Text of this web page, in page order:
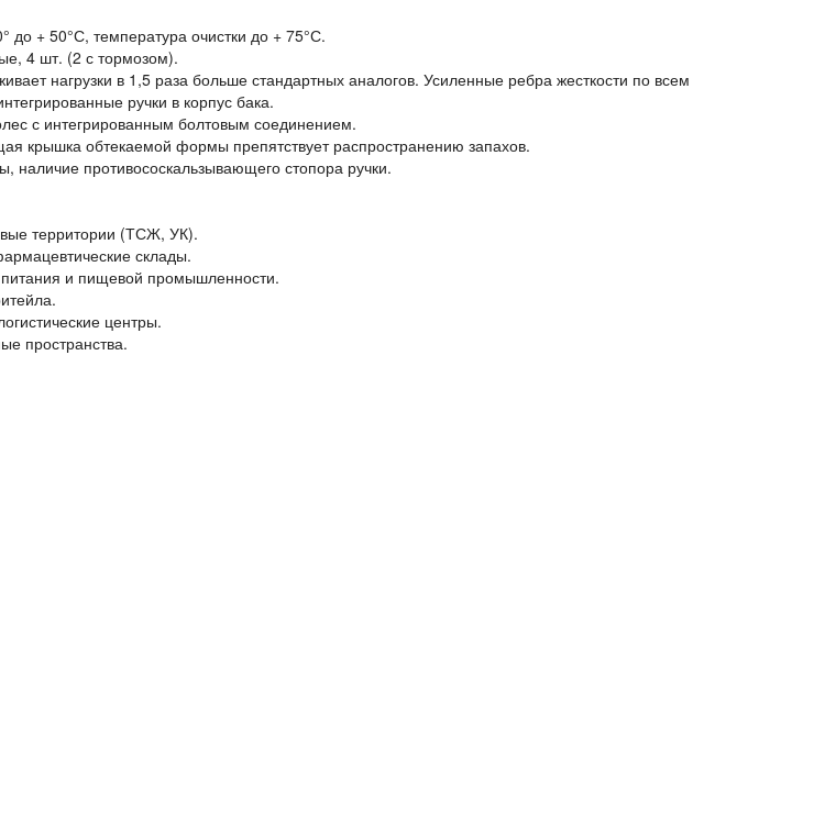
до + 50°С, температура очистки до + 75°С.
4 шт. (2 с тормозом).
нагрузки в 1,5 раза больше стандартных аналогов. Усиленные ребра жесткости по всем
ручки в корпус бака.
с интегрированным болтовым соединением.
крышка обтекаемой формы препятствует распространению запахов.
наличие противососкальзывающего стопора ручки.
территории (ТСЖ, УК).
склады.
и пищевой промышленности.
центры.
пространства.